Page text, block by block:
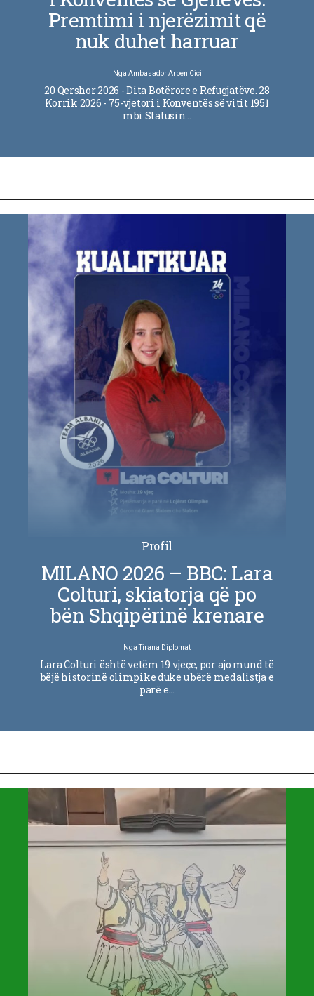
Premtimi i njerëzimit që
nuk duhet harruar
Nga Ambasador Arben Cici
20 Qershor 2026 - Dita Botërore e Refugjatëve. 28
Korrik 2026 - 75-vjetori i Konventës së vitit 1951
mbi Statusin…
Profil
MILANO 2026 – BBC: Lara
Colturi, skiatorja që po
bën Shqipërinë krenare
NgaTirana Diplomat
Lara Colturi është vetëm 19 vjeçe, por ajo mund të
bëjë historinë olimpike duke u bërë medalistja e
parë e…